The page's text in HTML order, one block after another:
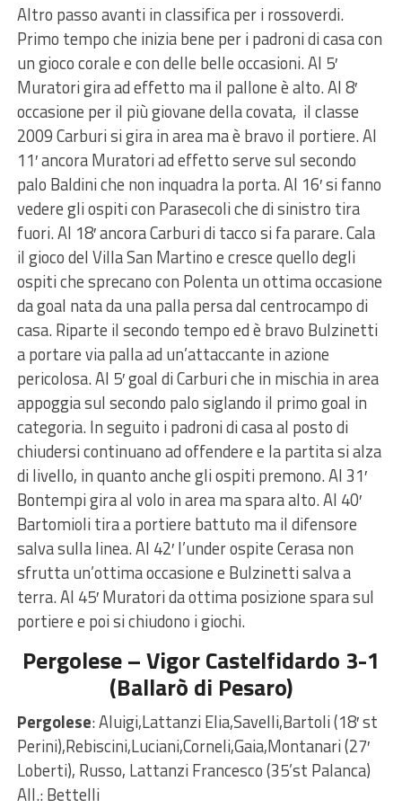
Altro passo avanti in classifica per i rossoverdi.
Primo tempo che inizia bene per i padroni di casa con
un gioco corale e con delle belle occasioni. Al 5′
Muratori gira ad effetto ma il pallone è alto. Al 8′
occasione per il più giovane della covata, il classe
2009 Carburi si gira in area ma è bravo il portiere. Al
11′ ancora Muratori ad effetto serve sul secondo
palo Baldini che non inquadra la porta. Al 16′ si fanno
vedere gli ospiti con Parasecoli che di sinistro tira
fuori. Al 18′ ancora Carburi di tacco si fa parare. Cala
il gioco del Villa San Martino e cresce quello degli
ospiti che sprecano con Polenta un ottima occasione
da goal nata da una palla persa dal centrocampo di
casa. Riparte il secondo tempo ed è bravo Bulzinetti
a portare via palla ad un’attaccante in azione
pericolosa. Al 5′ goal di Carburi che in mischia in area
appoggia sul secondo palo siglando il primo goal in
categoria. In seguito i padroni di casa al posto di
chiudersi continuano ad offendere e la partita si alza
di livello, in quanto anche gli ospiti premono. Al 31′
Bontempi gira al volo in area ma spara alto. Al 40′
Bartomioli tira a portiere battuto ma il difensore
salva sulla linea. Al 42′ l’under ospite Cerasa non
sfrutta un’ottima occasione e Bulzinetti salva a
terra. Al 45′ Muratori da ottima posizione spara sul
portiere e poi si chiudono i giochi.
Pergolese – Vigor Castelfidardo 3-1
(Ballarò di Pesaro)
Pergolese: Aluigi,Lattanzi Elia,Savelli,Bartoli (18′ st
Perini),Rebiscini,Luciani,Corneli,Gaia,Montanari (27′
Loberti), Russo, Lattanzi Francesco (35’st Palanca)
All.: Bettelli